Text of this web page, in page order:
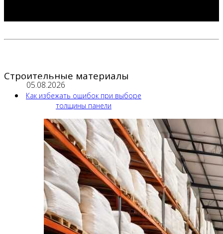
Строительные материалы
05.08.2026
Как избежать ошибок при выборе
толщины панели